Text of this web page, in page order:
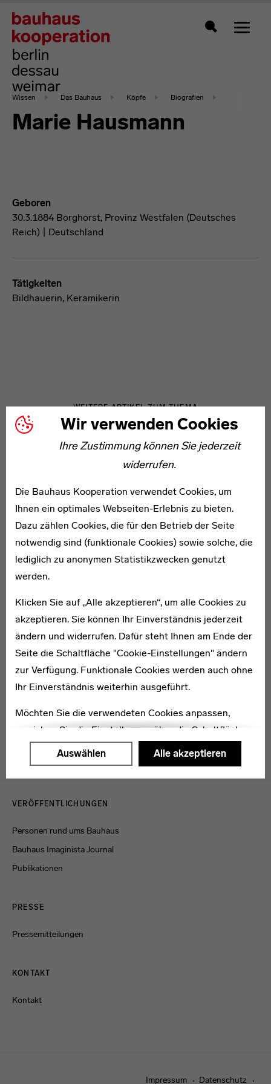
Wir verwenden Cookies
Ihre Zustimmung können Sie jederzeit
widerrufen.
Die Bauhaus Kooperation verwendet Cookies, um
Ihnen ein optimales Webseiten-Erlebnis zu bieten.
Dazu zählen Cookies, die für den Betrieb der Seite
notwendig sind (funktionale Cookies) sowie solche, die
lediglich zu anonymen Statistikzwecken genutzt
werden.
Klicken Sie auf „Alle akzeptieren“, um alle Cookies zu
akzeptieren. Sie können Ihr Einverständnis jederzeit
ändern und widerrufen. Dafür steht Ihnen am Ende der
Seite die Schaltfläche "Cookie-Einstellungen" ändern
zur Verfügung. Funktionale Cookies werden auch ohne
Ihr Einverständnis weiterhin ausgeführt.
Möchten Sie die verwendeten Cookies anpassen,
erreichen Sie die Einstellungen über die Schaltfläche
"Auswählen".
Auswählen Alle akzeptieren
Zeigt
Wissen Das Bauhaus Köpfe Biografien
Marie Hausmann
Geboren
30.3.1884 Borghorst, Provinz Westfalen (Deutsches
Reich) | Deutschland
Tätigkeiten
Bildhauerin, Keramikerin
WEITERE ARTIKEL ZUM THEMA
Herbert Engemann
* 1912
Albert Kahmke
1911–1978
VERÖFFENTLICHUNGEN
Personen rund ums Bauhaus
Bauhaus Imaginista Journal
Publikationen
PRESSE
Pressemitteilungen
KONTAKT
Kontakt
Impressum Datenschutz